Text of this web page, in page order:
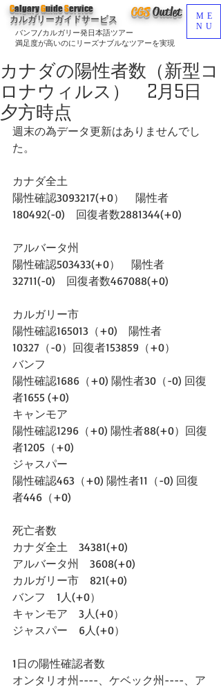
CGSOutlet
バンフ/カルガリー発日本語ツアー
満足度が高いのにリーズナブルなツアーを実現
CalgaryGuideService
カルガリーガイドサービス
ME
NU
カナダの陽性者数（新型コ
ロナウィルス） 2月5日
夕方時点
週末の為データ更新はありませんでし
た。
カナダ全土
陽性確認3093217(+0）　陽性者
180492(-0)　回復者数2881344(+0)
アルバータ州
陽性確認503433(+0）　陽性者
32711(-0)　回復者数467088(+0)
カルガリー市
陽性確認165013（+0)　陽性者
10327（-0）回復者153859（+0）
バンフ
陽性確認1686（+0) 陽性者30（-0) 回復
者1655 (+0)
キャンモア
陽性確認1296（+0) 陽性者88(+0）回復
者1205（+0)
ジャスパー
陽性確認463（+0) 陽性者11（-0) 回復
者446（+0)
死亡者数
カナダ全土　34381(+0)
アルバータ州　3608(+0)
カルガリー市　821(+0)
バンフ　1人(+0）
キャンモア　3人(+0）
ジャスパー　6人(+0）
1日の陽性確認者数
オンタリオ州----、ケベック州----、ア